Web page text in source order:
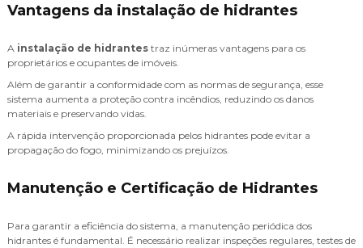
Vantagens da instalação de hidrantes
A instalação de hidrantes traz inúmeras vantagens para os
proprietários e ocupantes de imóveis.
Além de garantir a conformidade com as normas de segurança, esse
sistema aumenta a proteção contra incêndios, reduzindo os danos
materiais e preservando vidas.
A rápida intervenção proporcionada pelos hidrantes pode evitar a
propagação do fogo, minimizando os prejuízos.
Manutenção e Certificação de Hidrantes
Para garantir a eficiência do sistema, a manutenção periódica dos
hidrantes é fundamental. É necessário realizar inspeções regulares, testes de